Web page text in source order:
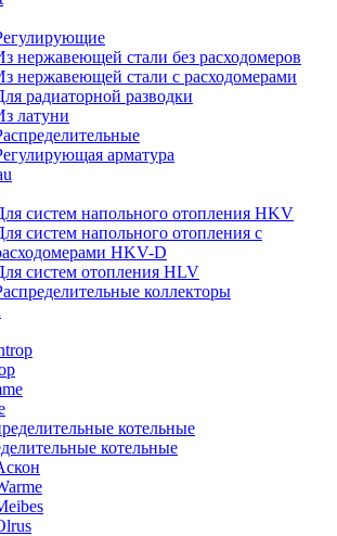
нержавеющей стали без расходомеров
нержавеющей стали с расходомерами
радиаторной разводки
латуни
арматура
систем напольного отопления HKV
систем напольного отопления с
HKV-D
систем отопления HLV
коллекторы
котельные